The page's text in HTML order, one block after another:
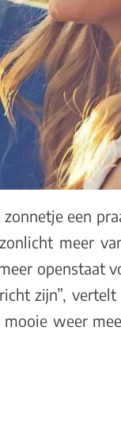
een
meer
openstaat
zijn”,
weer